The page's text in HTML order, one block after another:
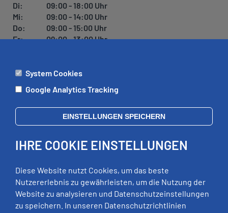
Di:
09:00 - 18:00 Uhr
Mi:
09:00 - 14:00 Uhr
Do:
09:00 - 15:00 Uhr
Fr:
09:00 - 13:00 Uhr
ÄMTER
Di:
09:00 - 12:00 Uhr, 13:00 - 18:00 Uhr
Mi:
geschlossen
Fr:
09:00 - 12:00 Uhr
RECHTLICHES
System Cookies
Google Analytics Tracking
EINSTELLUNGEN SPEICHERN
IHRE COOKIE EINSTELLUNGEN
Diese Website nutzt Cookies, um das beste
Nutzererlebnis zu gewährleisten, um die Nutzung der
Website zu analysieren und Datenschutzeinstellungen
zu speichern. In unseren Datenschutzrichtlinien